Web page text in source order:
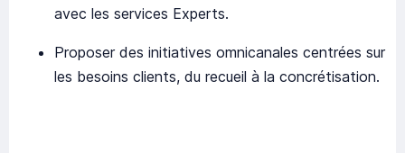
avec les services Experts.
Proposer des initiatives omnicanales centrées sur
les besoins clients, du recueil à la concrétisation.